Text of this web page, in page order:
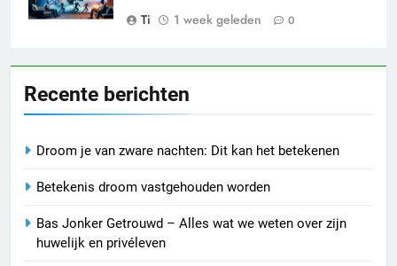
Ti
1 week geleden 0
Recente berichten
Droom je van zware nachten: Dit kan het betekenen
Betekenis droom vastgehouden worden
Bas Jonker Getrouwd – Alles wat we weten over zijn
huwelijk en privéleven